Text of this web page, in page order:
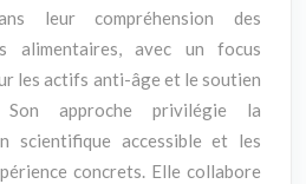
leur compréhension des
alimentaires, avec un focus
les actifs anti-âge et le soutien
Son approche privilégie la
scientifique accessible et les
concrets. Elle collabore